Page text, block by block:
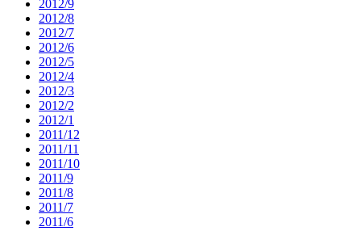
2012/9
2012/8
2012/7
2012/6
2012/5
2012/4
2012/3
2012/2
2012/1
2011/12
2011/11
2011/10
2011/9
2011/8
2011/7
2011/6